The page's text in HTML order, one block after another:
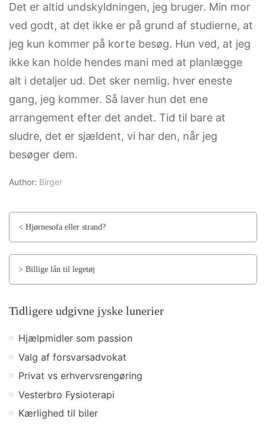
Det er altid undskyldningen, jeg bruger. Min mor
ved godt, at det ikke er på grund af studierne, at
jeg kun kommer på korte besøg. Hun ved, at jeg
ikke kan holde hendes mani med at planlægge
alt i detaljer ud. Det sker nemlig. hver eneste
gang, jeg kommer. Så laver hun det ene
arrangement efter det andet. Tid til bare at
sludre, det er sjældent, vi har den, når jeg
besøger dem.
Author: Birger
< Hjørnesofa eller strand?
> Billige lån til legetøj
Tidligere udgivne jyske lunerier
Hjælpmidler som passion
Valg af forsvarsadvokat
Privat vs erhvervsrengøring
Vesterbro Fysioterapi
Kærlighed til biler